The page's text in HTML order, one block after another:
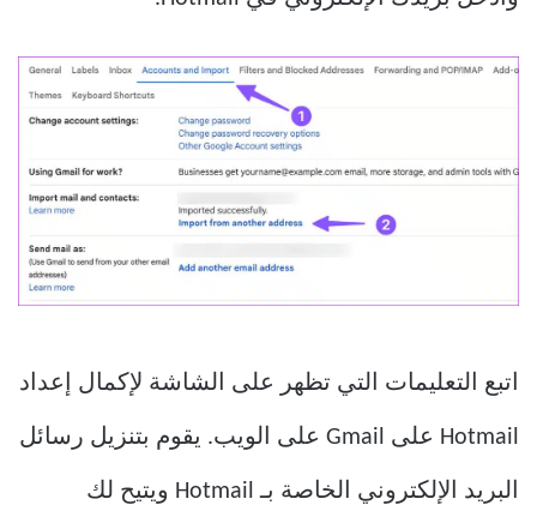
اتبع التعليمات التي تظهر على الشاشة لإكمال إعداد
Hotmail على Gmail على الويب. يقوم بتنزيل رسائل
البريد الإلكتروني الخاصة بـ Hotmail ويتيح لك